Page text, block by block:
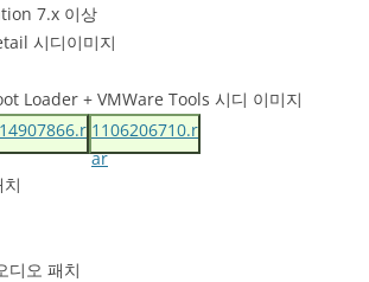
7.x 이상
시디이미지
Loader + VMWare Tools 시디 이미지
1106206710.r
ar
디오 패치